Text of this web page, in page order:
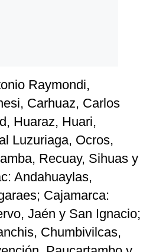
Raymondi,
Carhuaz, Carlos
Huaraz, Huari,
Luzuriaga, Ocros,
Recuay, Sihuas y
Andahuaylas,
Cajamarca:
Jaén y San Ignacio;
Chumbivilcas,